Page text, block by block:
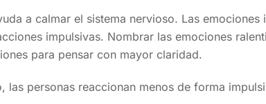
a calmar el sistema nervioso. Las
impulsivas. Nombrar las emociones
para pensar con mayor claridad.
las personas reaccionan menos de forma